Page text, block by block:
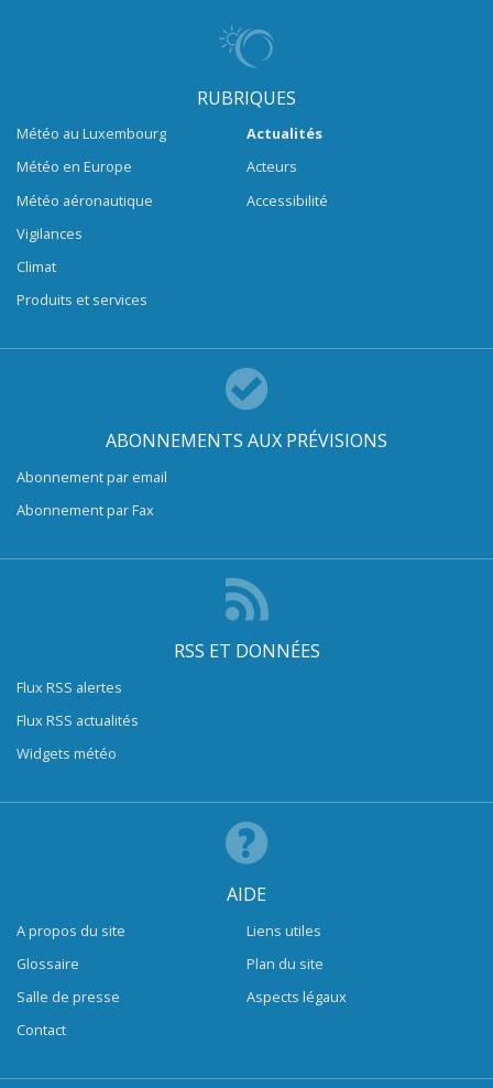
RUBRIQUES
Météo au Luxembourg
Météo en Europe
Météo aéronautique
Vigilances
Climat
Produits et services
Actualités
Acteurs
Accessibilité
ABONNEMENTS AUX PRÉVISIONS
Abonnement par email
Abonnement par Fax
RSS ET DONNÉES
Flux RSS alertes
Flux RSS actualités
Widgets météo
AIDE
A propos du site
Glossaire
Salle de presse
Contact
Liens utiles
Plan du site
Aspects légaux